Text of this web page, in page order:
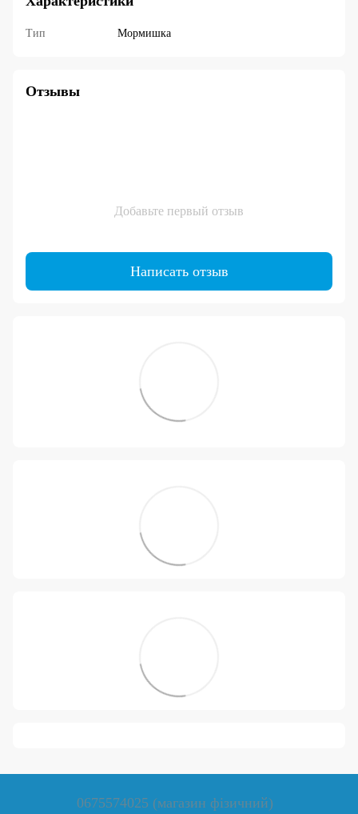
Тип Мормишка
Отзывы
Добавьте первый отзыв
Написать отзыв
0675574025 (магазин фізичний)